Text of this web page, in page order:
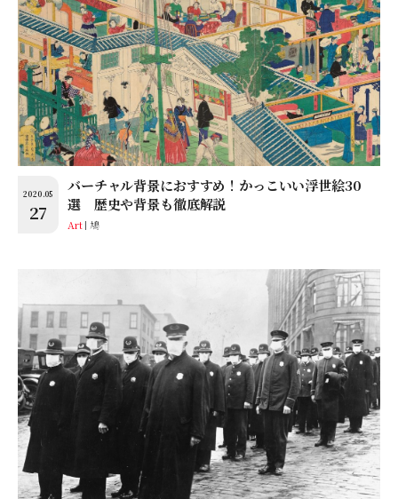
2020.05
27
バーチャル背景におすすめ！かっこいい浮世絵30
選 歴史や背景も徹底解説
Art 鳩